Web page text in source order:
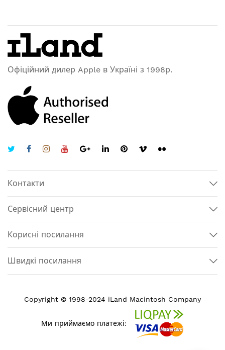
Офіційний дилер Apple в Україні з 1998р.
Контакти
Сервісний центр
Корисні посилання
Швидкі посилання
Copyright © 1998-2024 iLand Macintosh Company
Ми приймаємо платежі: